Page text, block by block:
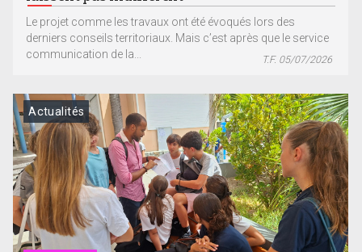
Le projet comme les travaux ont été évoqués lors des
derniers conseils territoriaux. Mais c’est après que le service
communication de la...
T.F. 05/07/2026
Actualités